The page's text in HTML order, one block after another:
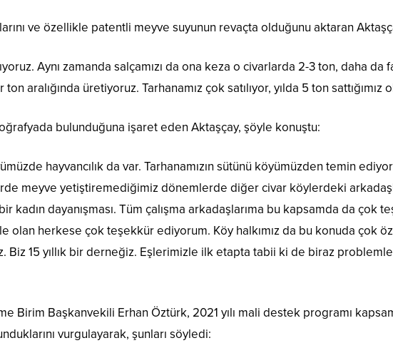
ve özellikle patentli meyve suyunun revaçta olduğunu aktaran
Aynı zamanda salçamızı da ona keza o civarlarda 2-3 ton, daha
aralığında üretiyoruz. Tarhanamız çok satılıyor, yılda 5 ton sattığımız
bulunduğuna işaret eden Aktaşçay, şöyle konuştu:
hayvancılık da var. Tarhanamızın sütünü köyümüzden temin
meyve yetiştiremediğimiz dönemlerde diğer civar köylerdeki
kadın dayanışması. Tüm çalışma arkadaşlarıma bu kapsamda da çok
olan herkese çok teşekkür ediyorum. Köy halkımız da bu konuda çok
Biz 15 yıllık bir derneğiz. Eşlerimizle ilk etapta tabii ki de biraz
Birim Başkanvekili Erhan Öztürk, 2021 yılı mali destek programı
vurgulayarak, şunları söyledi: